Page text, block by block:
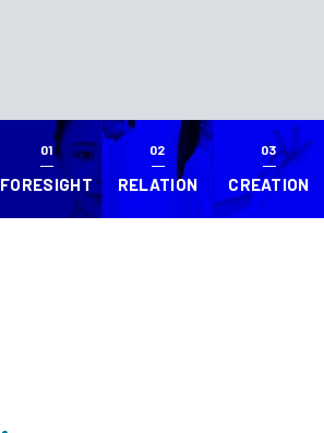
01
FORESIGHT
02
RELATION
03
CREATION